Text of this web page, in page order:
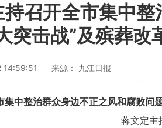
召开全市集中
突击战”及殡葬改
14:59:51 来源： 九江日报
集中整治群众身边不正之风和腐败问
蒋文定主